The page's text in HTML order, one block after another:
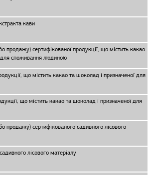
кави
продажу) сертифікованої продукції, що містить какао
для споживання людиною
що містить какао та шоколад і призначеної для
що містить какао та шоколад і призначеної для
продажу) сертифікованого садивного лісового
лісового матеріалу